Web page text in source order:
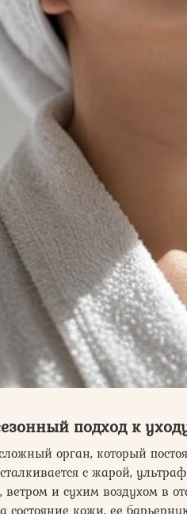
подход к
орган, который
с жарой,
ветром и сухим воздухом в
состояние кожи, ее